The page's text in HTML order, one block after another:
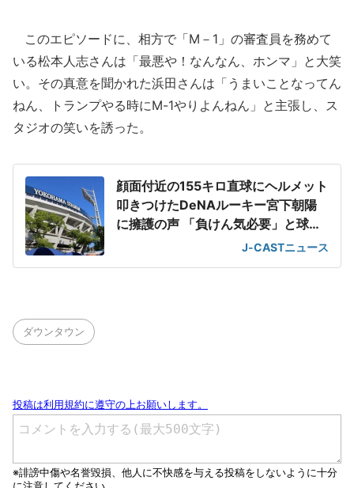
このエピソードに、相方で「M－1」の審査員を務めて
いる松本人志さんは「最悪や！なんなん、ホンマ」と大笑
い。その真意を聞かれた浜田さんは「うまいことなってん
ねん、トランプやる時にM-1やりよんねん」と主張し、ス
タジオの笑いを誘った。
顔面付近の155キロ直球にヘルメット
叩きつけたDeNAルーキー宮下朝陽
に擁護の声 「負けん気必要」と球団
J-CASTニュース
ダウンタウン